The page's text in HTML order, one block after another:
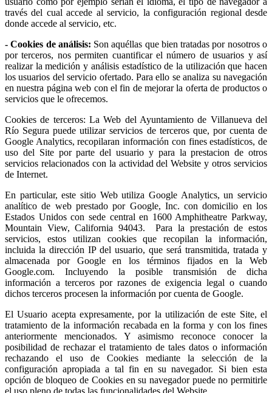
través del cual accede al servicio, la configuración regional desde
donde accede al servicio, etc.
- Cookies de análisis: Son aquéllas que bien tratadas por nosotros o
por terceros, nos permiten cuantificar el número de usuarios y así
realizar la medición y análisis estadístico de la utilización que hacen
los usuarios del servicio ofertado. Para ello se analiza su navegación
en nuestra página web con el fin de mejorar la oferta de productos o
servicios que le ofrecemos.
Cookies de terceros: La Web del Ayuntamiento de Villanueva del
Río Segura puede utilizar servicios de terceros que, por cuenta de
Google Analytics, recopilaran información con fines estadísticos, de
uso del Site por parte del usuario y para la prestacion de otros
servicios relacionados con la actividad del Website y otros servicios
de Internet.
En particular, este sitio Web utiliza Google Analytics, un servicio
analítico de web prestado por Google, Inc. con domicilio en los
Estados Unidos con sede central en 1600 Amphitheatre Parkway,
Mountain View, California 94043. Para la prestación de estos
servicios, estos utilizan cookies que recopilan la información,
incluida la dirección IP del usuario, que será transmitida, tratada y
almacenada por Google en los términos fijados en la Web
Google.com. Incluyendo la posible transmisión de dicha
información a terceros por razones de exigencia legal o cuando
dichos terceros procesen la información por cuenta de Google.
El Usuario acepta expresamente, por la utilización de este Site, el
tratamiento de la información recabada en la forma y con los fines
anteriormente mencionados. Y asimismo reconoce conocer la
posibilidad de rechazar el tratamiento de tales datos o información
rechazando el uso de Cookies mediante la selección de la
configuración apropiada a tal fin en su navegador. Si bien esta
opción de bloqueo de Cookies en su navegador puede no permitirle
el uso pleno de todas las funcionalidades del Website.